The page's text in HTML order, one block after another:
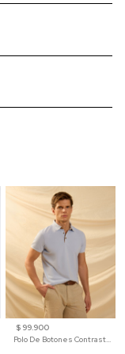
$ 99.900
Polo De Botones Contraste Para Hombre